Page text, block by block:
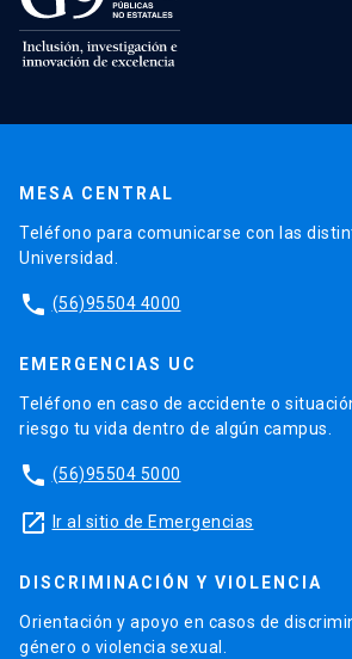
MESA CENTRAL
Teléfono para comunicarse con las
Universidad.
phone (56)95504 4000
EMERGENCIAS UC
Teléfono en caso de accidente o
riesgo tu vida dentro de algún campus.
phone (56)95504 5000
launch Ir al sitio de Emergencias
DISCRIMINACIÓN Y VIOLENCIA
Orientación y apoyo en casos de
género o violencia sexual.